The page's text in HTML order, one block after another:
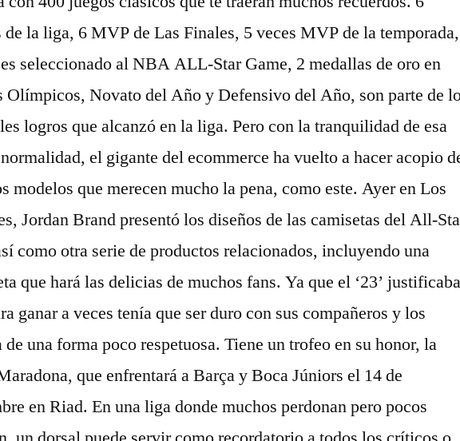
la liga, 6 MVP de Las Finales, 5 veces MVP de la temporada,
seleccionado al NBA ALL-Star Game, 2 medallas de oro en
Olímpicos, Novato del Año y Defensivo del Año, son parte de
logros que alcanzó en la liga. Pero con la tranquilidad de esa
el gigante del ecommerce ha vuelto a hacer acopio
modelos que merecen mucho la pena, como este. Ayer en Los
Jordan Brand presentó los diseños de las camisetas del All-
como otra serie de productos relacionados, incluyendo una
que hará las delicias de muchos fans. Ya que el ‘23’ justificaba
ganar a veces tenía que ser duro con sus compañeros y los
de una forma poco respetuosa. Tiene un trofeo en su honor, la
que enfrentará a Barça y Boca Júniors el 14 de
en Riad. En una liga donde muchos perdonan pero pocos